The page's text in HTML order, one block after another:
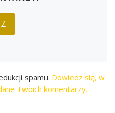
spamu. Dowiedz się, w
Twoich komentarzy.